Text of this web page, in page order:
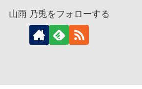
山雨 乃兎をフォローする